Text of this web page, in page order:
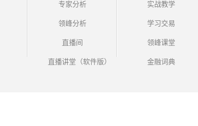
专家分析
领峰分析
直播间
直播讲堂（软件版）
实战教学
学习交易
领峰课堂
金融词典